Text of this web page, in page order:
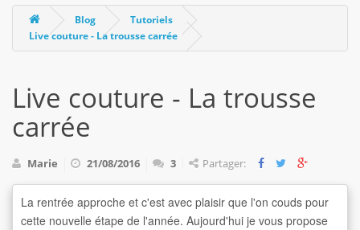
Blog
Tutoriels
Live couture - La trousse carrée
Live couture - La trousse
carrée
Marie 21/08/2016 3 Partager:
La rentrée approche et c'est avec plaisir que l'on couds pour
cette nouvelle étape de l'année. Aujourd'hui je vous propose